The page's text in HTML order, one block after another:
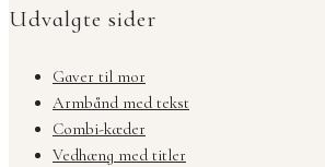
Udvalgte sider
Gaver til mor
Armbånd med tekst
Combi-kæder
Vedhæng med titler